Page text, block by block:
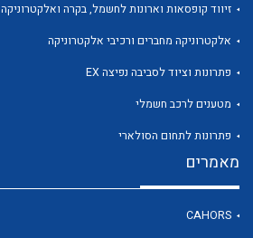
לכל מוצרי היצרן
זיווד קופסאות וארונות לחשמל, בקרה ואלקטרוניקה
אלקטרוניקה מחברים ורכיבי אלקטרוניקה
פתרונות וציוד לסביבה נפיצה EX
מטענים לרכב חשמלי
פתרונות לתחום הסולארי
מאמרים
CAHORS